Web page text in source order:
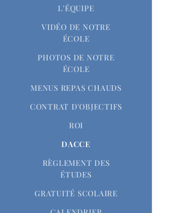
L'ÉQUIPE
VIDÉO DE NOTRE
ÉCOLE
PHOTOS DE NOTRE
ÉCOLE
MENUS REPAS CHAUDS
CONTRAT D'OBJECTIFS
ROI
DACCE
RÈGLEMENT DES
ÉTUDES
GRATUITÉ SCOLAIRE